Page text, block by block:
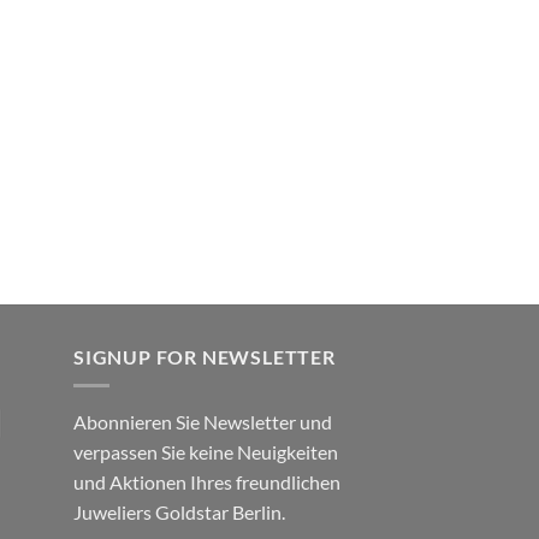
SIGNUP FOR NEWSLETTER
Abonnieren Sie Newsletter und
verpassen Sie keine Neuigkeiten
und Aktionen Ihres freundlichen
Juweliers Goldstar Berlin.